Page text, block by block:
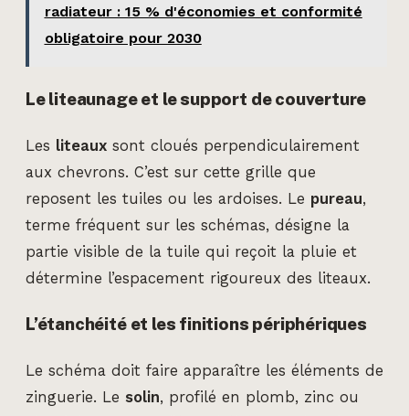
radiateur : 15 % d'économies et conformité
obligatoire pour 2030
Le liteaunage et le support de couverture
Les liteaux sont cloués perpendiculairement
aux chevrons. C’est sur cette grille que
reposent les tuiles ou les ardoises. Le pureau,
terme fréquent sur les schémas, désigne la
partie visible de la tuile qui reçoit la pluie et
détermine l’espacement rigoureux des liteaux.
L’étanchéité et les finitions périphériques
Le schéma doit faire apparaître les éléments de
zinguerie. Le solin, profilé en plomb, zinc ou